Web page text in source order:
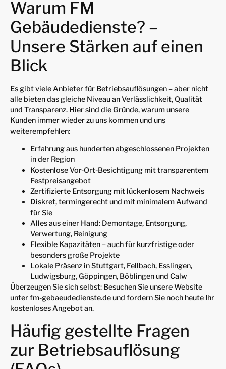
Warum FM
Gebäudedienste? –
Unsere Stärken auf einen
Blick
Es gibt viele Anbieter für Betriebsauflösungen – aber nicht
alle bieten das gleiche Niveau an Verlässlichkeit, Qualität
und Transparenz. Hier sind die Gründe, warum unsere
Kunden immer wieder zu uns kommen und uns
weiterempfehlen:
Erfahrung aus hunderten abgeschlossenen Projekten
in der Region
Kostenlose Vor-Ort-Besichtigung mit transparentem
Festpreisangebot
Zertifizierte Entsorgung mit lückenlosem Nachweis
Diskret, termingerecht und mit minimalem Aufwand
für Sie
Alles aus einer Hand: Demontage, Entsorgung,
Verwertung, Reinigung
Flexible Kapazitäten – auch für kurzfristige oder
besonders große Projekte
Lokale Präsenz in Stuttgart, Fellbach, Esslingen,
Ludwigsburg, Göppingen, Böblingen und Calw
Überzeugen Sie sich selbst: Besuchen Sie unsere Website
unter fm-gebaeudedienste.de und fordern Sie noch heute Ihr
kostenloses Angebot an.
Häufig gestellte Fragen
zur Betriebsauflösung